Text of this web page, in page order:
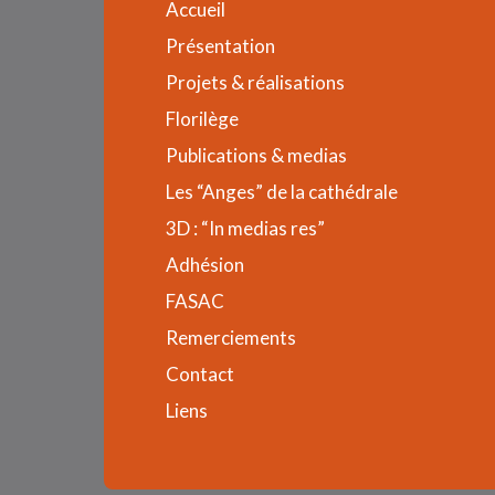
Accueil
Présentation
Projets & réalisations
Florilège
Publications & medias
Les “Anges” de la cathédrale
3D : “In medias res”
Adhésion
FASAC
Remerciements
Contact
Liens